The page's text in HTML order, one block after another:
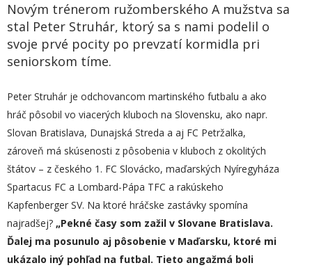
Novým trénerom ružomberského A mužstva sa
stal Peter Struhár, ktorý sa s nami podelil o
svoje prvé pocity po prevzatí kormidla pri
seniorskom tíme.
Peter Struhár je odchovancom martinského futbalu a ako
hráč pôsobil vo viacerých kluboch na Slovensku, ako napr.
Slovan Bratislava, Dunajská Streda a aj FC Petržalka,
zároveň má skúsenosti z pôsobenia v kluboch z okolitých
štátov – z českého 1. FC Slovácko, maďarských Nyíregyháza
Spartacus FC a Lombard-Pápa TFC a rakúskeho
Kapfenberger SV. Na ktoré hráčske zastávky spomína
najradšej? „Pekné časy som zažil v Slovane Bratislava.
Ďalej ma posunulo aj pôsobenie v Maďarsku, ktoré mi
ukázalo iný pohľad na futbal. Tieto angažmá boli